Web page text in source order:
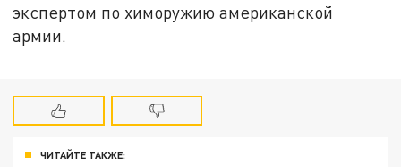
экспертом по химоружию американской
армии.
ЧИТАЙТЕ ТАКЖЕ: